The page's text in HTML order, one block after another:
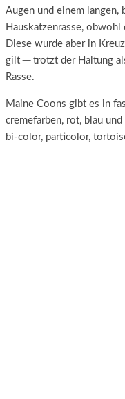
Augen und einem langen,
Hauskatzenrasse,
Diese wurde aber in
gilt ─ trotzt der Haltung
Rasse.
Maine Coons gibt es in
cremefarben, rot, blau
bi-color, particolor,